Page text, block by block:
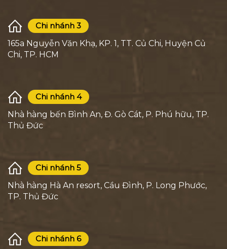
Chi nhánh 3
165a Nguyễn Văn Khạ, KP. 1, TT. Củ Chi, Huyện Củ
Chi, TP. HCM
Chi nhánh 4
Nhà hàng bến Bình An, Đ. Gò Cát, P. Phú hữu, TP.
Thủ Đức
Chi nhánh 5
Nhà hàng Hà An resort, Cầu Đình, P. Long Phước,
TP. Thủ Đức
Chi nhánh 6